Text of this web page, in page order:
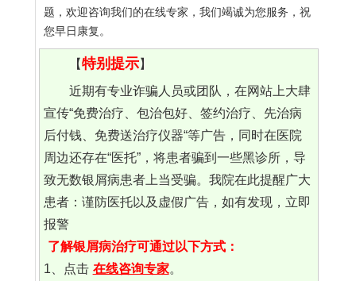
题，欢迎咨询我们的在线专家，我们竭诚为您服务，祝
您早日康复。
【特别提示】
近期有专业诈骗人员或团队，在网站上大肆
宣传“免费治疗、包治包好、签约治疗、先治病
后付钱、免费送治疗仪器“等广告，同时在医院
周边还存在“医托”，将患者骗到一些黑诊所，导
致无数银屑病患者上当受骗。我院在此提醒广大
患者：谨防医托以及虚假广告，如有发现，立即
报警
了解银屑病治疗可通过以下方式：
1、点击 在线咨询专家。